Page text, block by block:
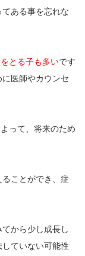
ある事を忘れな
とる子も多いです
医師やカウンセ
って、将来のため
ことができ、症
から少し成長し
ていない可能性